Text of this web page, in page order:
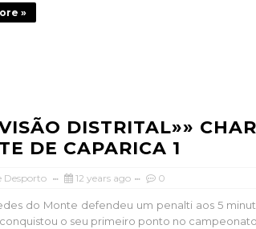
»
DISTRITAL»»
DE CAPARICA 1
Desporto 12 years ago 0
do Monte defendeu um penalti aos 5
o seu primeiro ponto no campeonato